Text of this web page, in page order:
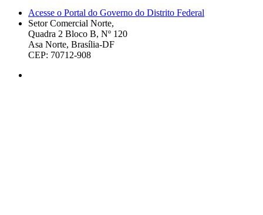
Acesse o Portal do Governo do Distrito Federal
Setor Comercial Norte,
Quadra 2 Bloco B, Nº 120
Asa Norte, Brasília-DF
CEP: 70712-908